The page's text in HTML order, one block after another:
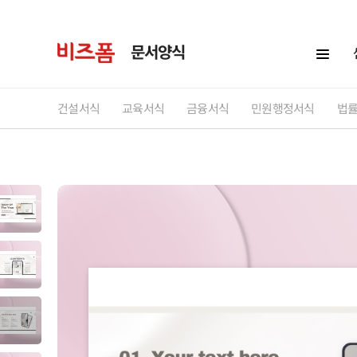
문서양식
건설서식 교육서식 금융서식 민원행정서식 법